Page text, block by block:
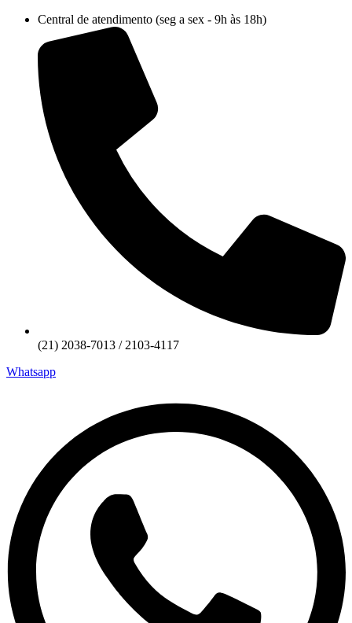
conteúdo
Central de atendimento (seg a sex - 9h às 18h)
(21) 2038-7013 / 2103-4117
Whatsapp